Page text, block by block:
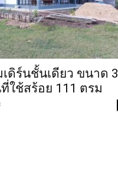
ดิร์นชั้นเดียว ขนาด 3
ใช้สร้อย 111 ตรม